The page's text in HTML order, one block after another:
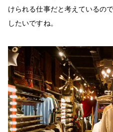
けられる仕事だと考えているの
したいですね。